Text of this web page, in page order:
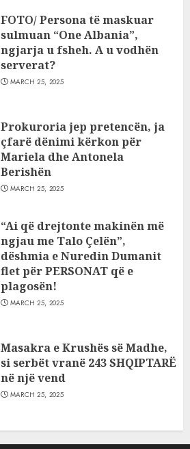
FOTO/ Persona të maskuar
sulmuan “One Albania”,
ngjarja u fsheh. A u vodhën
serverat?
MARCH 25, 2025
Prokuroria jep pretencën, ja
çfarë dënimi kërkon për
Mariela dhe Antonela
Berishën
MARCH 25, 2025
“Ai që drejtonte makinën më
ngjau me Talo Çelën”,
dëshmia e Nuredin Dumanit
flet për PERSONAT që e
plagosën!
MARCH 25, 2025
Masakra e Krushës së Madhe,
si serbët vranë 243 SHQIPTARË
në një vend
MARCH 25, 2025